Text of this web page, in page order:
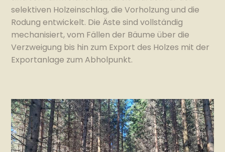
selektiven Holzeinschlag, die Vorholzung und die
Rodung entwickelt. Die Äste sind vollständig
mechanisiert, vom Fällen der Bäume über die
Verzweigung bis hin zum Export des Holzes mit der
Exportanlage zum Abholpunkt.